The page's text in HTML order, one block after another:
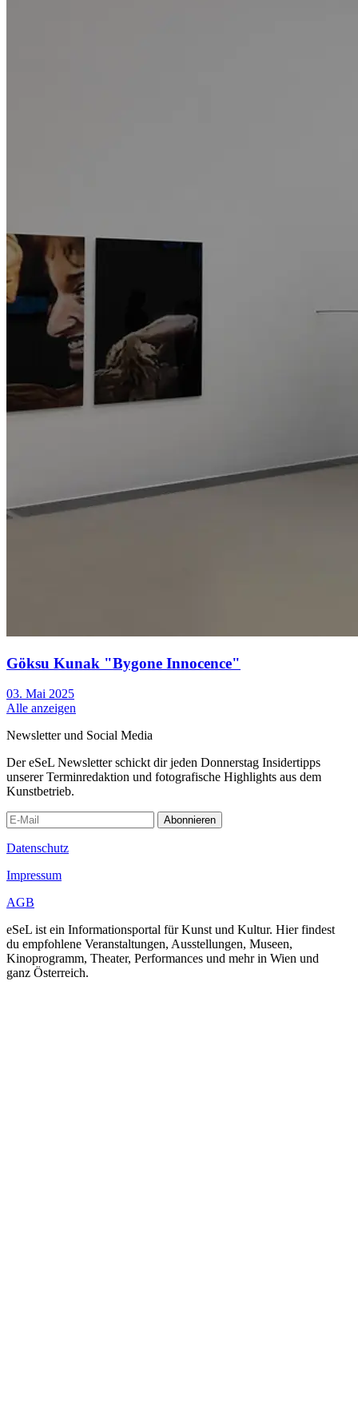
Göksu Kunak "Bygone Innocence"
03. Mai 2025
Alle anzeigen
Newsletter und Social Media
Der eSeL Newsletter schickt dir jeden Donnerstag Insidertipps
unserer Terminredaktion und fotografische Highlights aus dem
Kunstbetrieb.
Abonnieren
Datenschutz
Impressum
AGB
eSeL ist ein Informationsportal für Kunst und Kultur. Hier findest
du empfohlene Veranstaltungen, Ausstellungen, Museen,
Kinoprogramm, Theater, Performances und mehr in Wien und
ganz Österreich.